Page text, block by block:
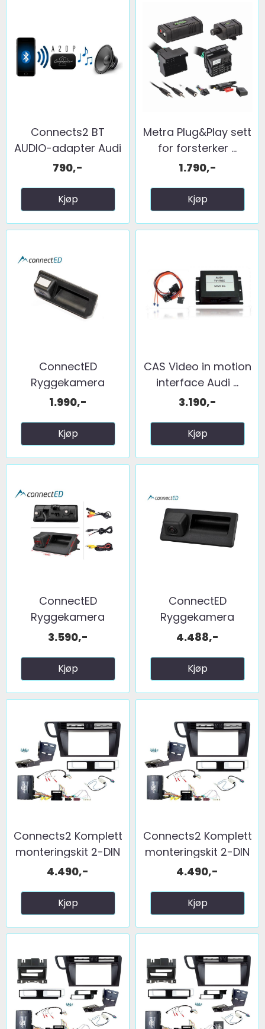
Connects2 BT
AUDIO-adapter Audi
...
790,-
Kjøp
Metra Plug&Play sett
for forsterker ...
1.790,-
Kjøp
ConnectED
Ryggekamera
(håndtak) (CVBS) ...
1.990,-
Kjøp
CAS Video in motion
interface Audi ...
3.190,-
Kjøp
ConnectED
Ryggekamera
(håndtak) (CVBS) ...
3.590,-
Kjøp
ConnectED
Ryggekamera
(håndtak) (CVBS) ...
4.488,-
Kjøp
Connects2 Komplett
monteringskit 2-DIN
...
4.490,-
Kjøp
Connects2 Komplett
monteringskit 2-DIN
...
4.490,-
Kjøp